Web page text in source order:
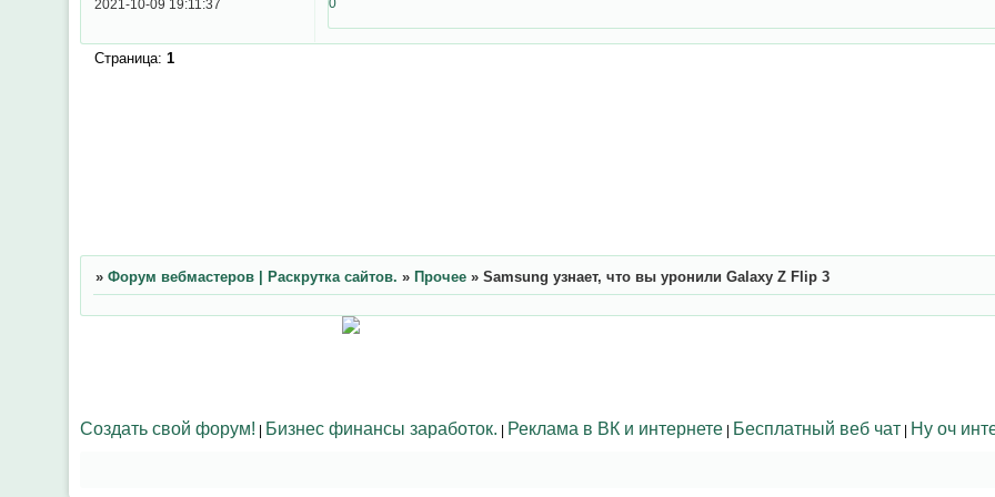
2021-10-09 19:11:37
0
Страница: 1
» Форум вебмастеров | Раскрутка сайтов. » Прочее » Samsung узнает, что вы уронили Galaxy Z Flip 3
Создать свой форум! | Бизнес финансы заработок. | Реклама в ВК и интернете | Бесплатный веб чат | Ну оч